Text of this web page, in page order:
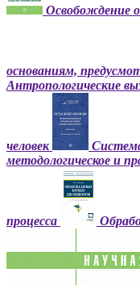
Освобождение
основаниям,
Антропологические
человек
методологическое и
процесса